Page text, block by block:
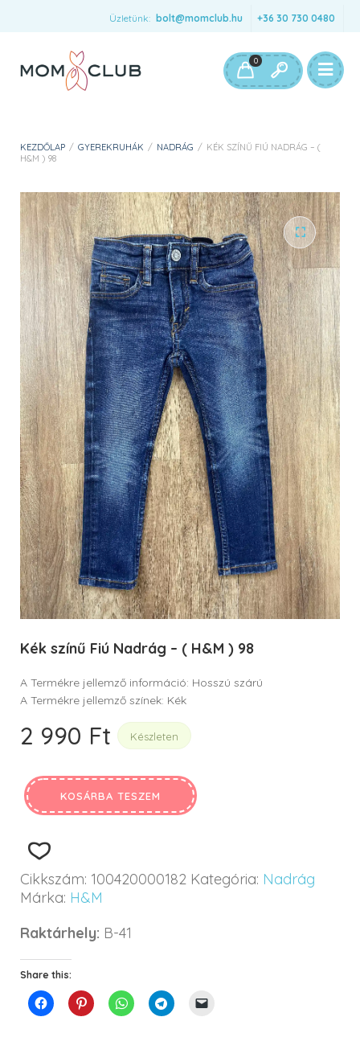
Üzletünk: bolt@momclub.hu +36 30 730 0480
0
KEZDŐLAP / GYEREKRUHÁK / NADRÁG / KÉK SZÍNŰ FIÚ NADRÁG – (
H&M ) 98
Kék színű Fiú Nadrág – ( H&M ) 98
A Termékre jellemző információ: Hosszú szárú
A Termékre jellemző színek: Kék
2 990 Ft Készleten
KOSÁRBA TESZEM
Cikkszám: 100420000182 Kategória: Nadrág
Márka: H&M
Raktárhely: B-41
Share this: